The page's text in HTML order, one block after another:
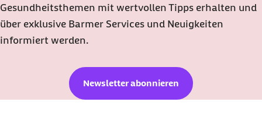
Gesundheitsthemen mit wertvollen Tipps erhalten und
über exklusive Barmer Services und Neuigkeiten
informiert werden.
Newsletter abonnieren